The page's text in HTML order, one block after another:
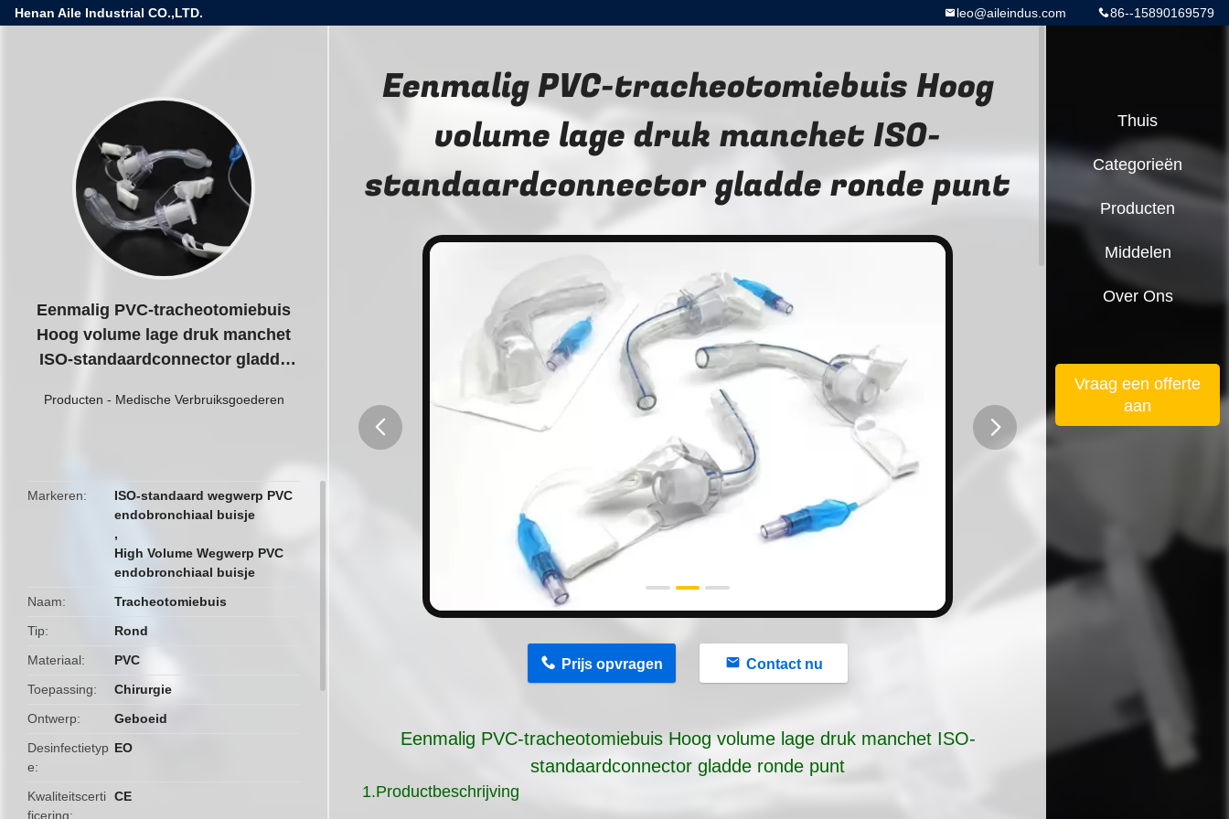
Henan Aile Industrial CO.,LTD. 86--15890169579
leo@aileindus.com
Eenmalig PVC-tracheotomiebuis
Hoog volume lage druk manchet
ISO-standaardconnector gladde
Producten - Medische Verbruiksgoederen
Markeren
ISO-standaard wegwerp PVC
endobronchiaal buisje
,
High Volume Wegwerp PVC
endobronchiaal buisje
Naam
Tracheotomiebuis
Tip
Rond
Materiaal
PVC
Toepassing
Chirurgie
Ontwerp
Geboeid
Desinfectietyp
e
EO
Kwaliteitscerti
ficering
CE
Eenmalig PVC-tracheotomiebuis Hoog
volume lage druk manchet ISO-
standaardconnector gladde ronde punt
Prijs opvragen Contact nu
Eenmalig PVC-tracheotomiebuis Hoog volume lage druk manchet ISO-
standaardconnector gladde ronde punt
1.Productbeschrijving
Thuis
Categorieën
Producten
Middelen
Over Ons
Vraag een offerte
aan